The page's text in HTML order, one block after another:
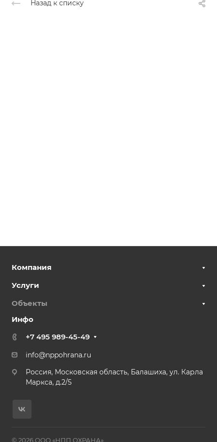
Назад к списку
Компания
Услуги
Объекты
Инфо
+7 495 989-45-49
info@nppohrana.ru
Россия, Московская область, Балашиха, ул. Карла
Маркса, д.2/5
© 2026 ООО «НПП ОХРАНА»